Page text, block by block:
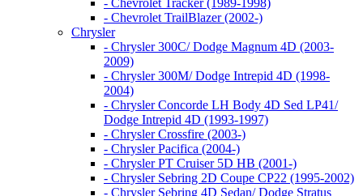
- Chevrolet Tracker (1989-1998)
- Chevrolet TrailBlazer (2002-)
Chrysler
- Chrysler 300C/ Dodge Magnum 4D (2003-
2009)
- Chrysler 300M/ Dodge Intrepid 4D (1998-
2004)
- Chrysler Concorde LH Body 4D Sed LP41/
Dodge Intrepid 4D (1993-1997)
- Chrysler Crossfire (2003-)
- Chrysler Pacifica (2004-)
- Chrysler PT Cruiser 5D HB (2001-)
- Chrysler Sebring 2D Coupe CP22 (1995-2002)
- Chrysler Sebring 4D Sedan/ Dodge Stratus